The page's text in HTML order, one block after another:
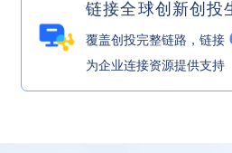
链接全球创新创投
覆盖创投完整链路，链接
为企业连接资源提供支持